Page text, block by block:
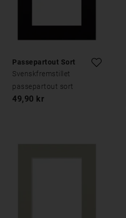
Passepartout Sort
Svenskfremstillet
passepartout sort
49,90 kr